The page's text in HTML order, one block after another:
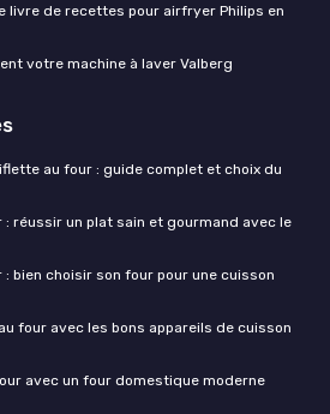
livre de recettes pour airfryer Philips en
votre machine à laver Valberg
au four : guide complet et choix du
: réussir un plat sain et gourmand avec le
bien choisir son four pour une cuisson
four avec les bons appareils de cuisson
avec un four domestique moderne